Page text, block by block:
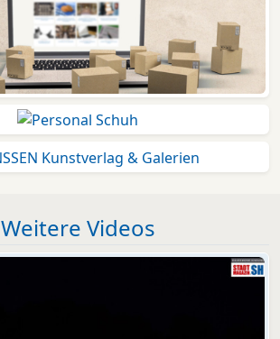
Weitere Videos